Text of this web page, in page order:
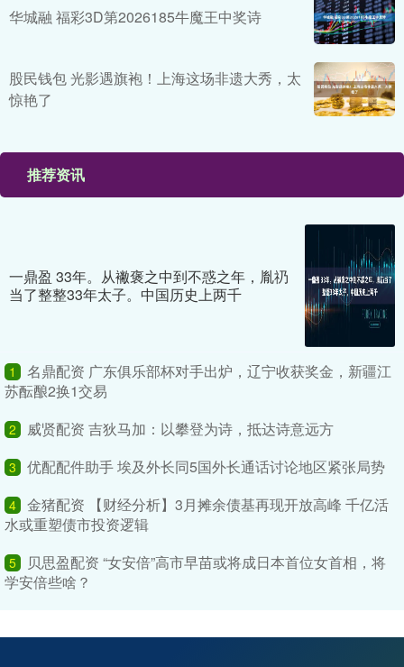
华城融 福彩3D第2026185牛魔王中奖诗
股民钱包 光影遇旗袍！上海这场非遗大秀，太
惊艳了
推荐资讯
一鼎盈 33年。从襒褒之中到不惑之年，胤礽
当了整整33年太子。中国历史上两千
1
名鼎配资 广东俱乐部杯对手出炉，辽宁收获奖金，新疆江
苏酝酿2换1交易
2 威贤配资 吉狄马加：以攀登为诗，抵达诗意远方
3 优配配件助手 埃及外长同5国外长通话讨论地区紧张局势
4 金猪配资 【财经分析】3月摊余债基再现开放高峰 千亿活
水或重塑债市投资逻辑
5
贝思盈配资 “女安倍”高市早苗或将成日本首位女首相，将
学安倍些啥？